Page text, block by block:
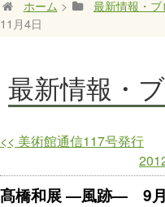
ホーム > 最新情報・ブ
11月4日
最新情報・
<< 美術館通信117号発行
髙橋和展 ―風跡― 9月